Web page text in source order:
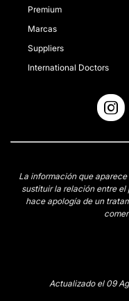
Premium
Marcas
Suppliers
International Doctors
La información que
sustituir la relación entre
hace apología de un
Actualizado el 09